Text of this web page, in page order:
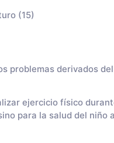
(15)
problemas derivados del
ejercicio físico
para la salud del niño a